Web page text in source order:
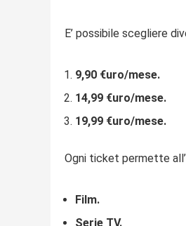
E’ possibile scegliere
9,90 €uro/mese.
14,99 €uro/mese.
19,99 €uro/mese.
Ogni ticket permette
Film.
Serie TV.